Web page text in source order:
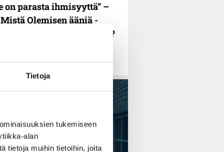
Tietoja
tukemiseen
alan
tietoja muihin tietoihin, joita
on parasta ihmisyyttä” –
Mistä Olemisen ääniä -
oikein puhutaan?